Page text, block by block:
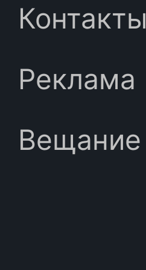
Контакты
Реклама
Вещание